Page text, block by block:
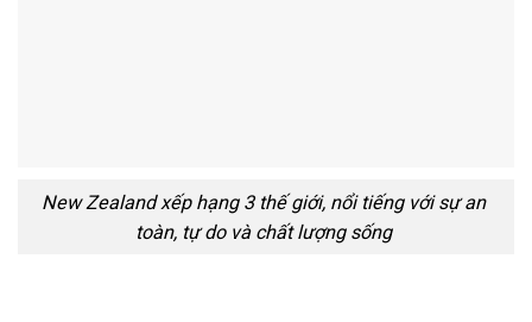
New Zealand xếp hạng 3 thế giới, nổi tiếng với sự an
toàn, tự do và chất lượng sống